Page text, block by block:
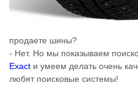
продаете шины?
- Нет. Но мы показываем
Exact и умеем делать очень
любят поисковые системы!